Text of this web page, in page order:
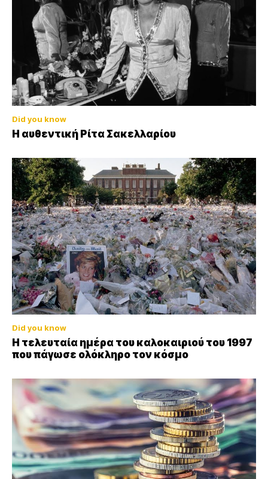
Did you know
Η αυθεντική Ρίτα Σακελλαρίου
Did you know
Η τελευταία ημέρα του καλοκαιριού του 1997
που πάγωσε ολόκληρο τον κόσμο